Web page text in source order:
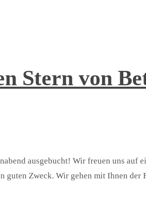
Stern von
ausgebucht! Wir freuen uns auf
guten Zweck. Wir gehen mit Ihnen der